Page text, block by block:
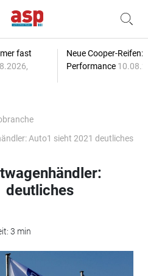
fast
Neue Cooper-Reifen:
Performance
Auto1 sieht 2021 deutliches
deutliches
3 min